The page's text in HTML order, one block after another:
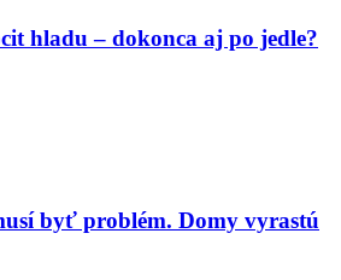
hladu – dokonca aj po jedle?
byť problém. Domy vyrastú